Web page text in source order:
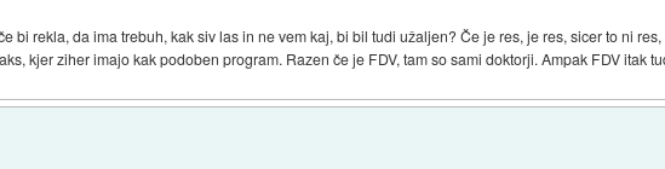
bi rekla, da ima trebuh, kak siv las in ne vem kaj, bi bil tudi užaljen? Če je res, je res, sicer to ni
kjer ziher imajo kak podoben program. Razen če je FDV, tam so sami doktorji. Ampak FDV itak